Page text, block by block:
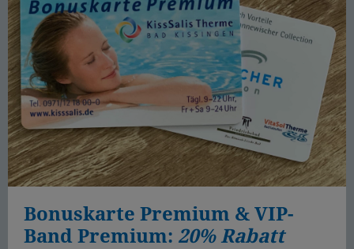
Bonuskarte Premium & VIP-
Band Premium: 20% Rabatt